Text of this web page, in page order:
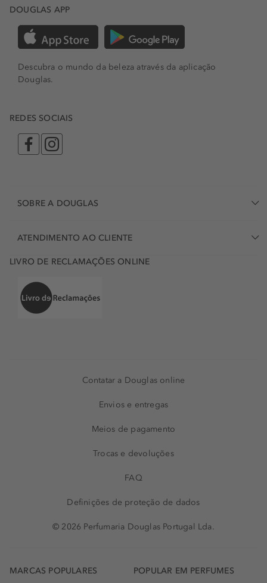
DOUGLAS APP
Descubra o mundo da beleza através da aplicação
Douglas.
REDES SOCIAIS
SOBRE A DOUGLAS
ATENDIMENTO AO CLIENTE
LIVRO DE RECLAMAÇÕES ONLINE
Contatar a Douglas online
Envios e entregas
Meios de pagamento
Trocas e devoluções
FAQ
Definições de proteção de dados
© 2026 Perfumaria Douglas Portugal Lda.
MARCAS POPULARES POPULAR EM PERFUMES